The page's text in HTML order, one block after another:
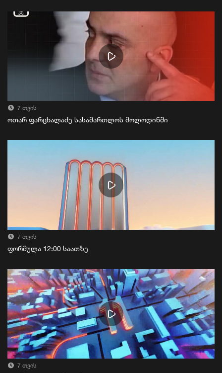
7 თვის
ოთარ ფარცხალაძე სასამართლოს მოლოდინში
7 თვის
ფორმულა 12:00 საათზე
7 თვის